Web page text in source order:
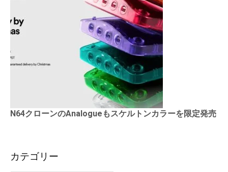
N64クローンのAnalogueもスケルトンカラーを限定発売
カテゴリー